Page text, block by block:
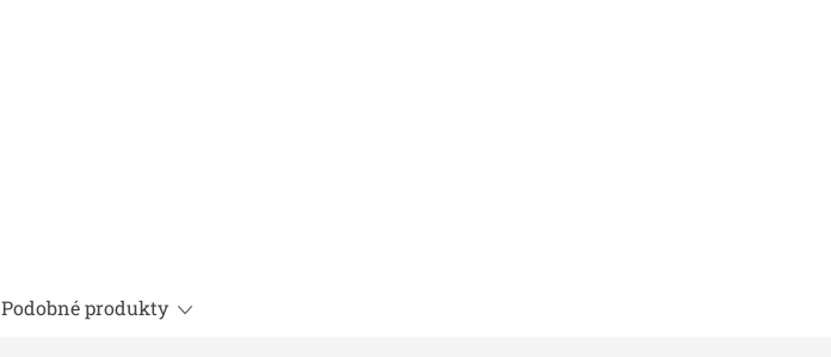
Podobné produkty